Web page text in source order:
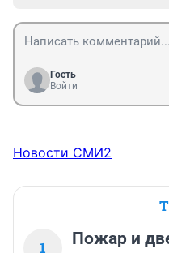
Гость
Войти
Новости СМИ2
1
Пожар и